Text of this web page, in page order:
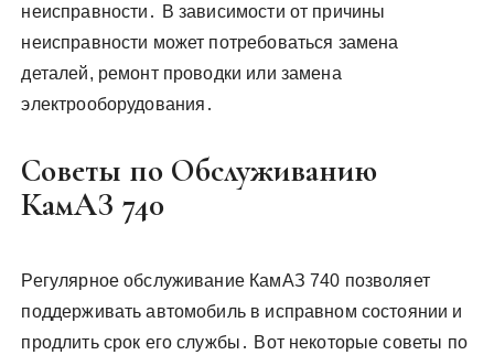
неисправности․ В зависимости от причины
неисправности может потребоваться замена
деталей, ремонт проводки или замена
электрооборудования․
Советы по Обслуживанию
КамАЗ 740
Регулярное обслуживание КамАЗ 740 позволяет
поддерживать автомобиль в исправном состоянии и
продлить срок его службы․ Вот некоторые советы по